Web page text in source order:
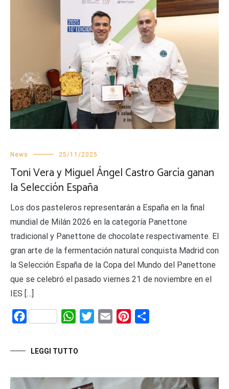
News 25/11/2025
Toni Vera y Miguel Ángel Castro García ganan
la Selección España
Los dos pasteleros representarán a España en la final
mundial de Milán 2026 en la categoría Panettone
tradicional y Panettone de chocolate respectivamente. El
gran arte de la fermentación natural conquista Madrid con
la Selección España de la Copa del Mundo del Panettone
que se celebró el pasado viernes 21 de noviembre en el
IES […]
Facebook WhatsAppTwitterEmail Pinterest
LEGGI TUTTO